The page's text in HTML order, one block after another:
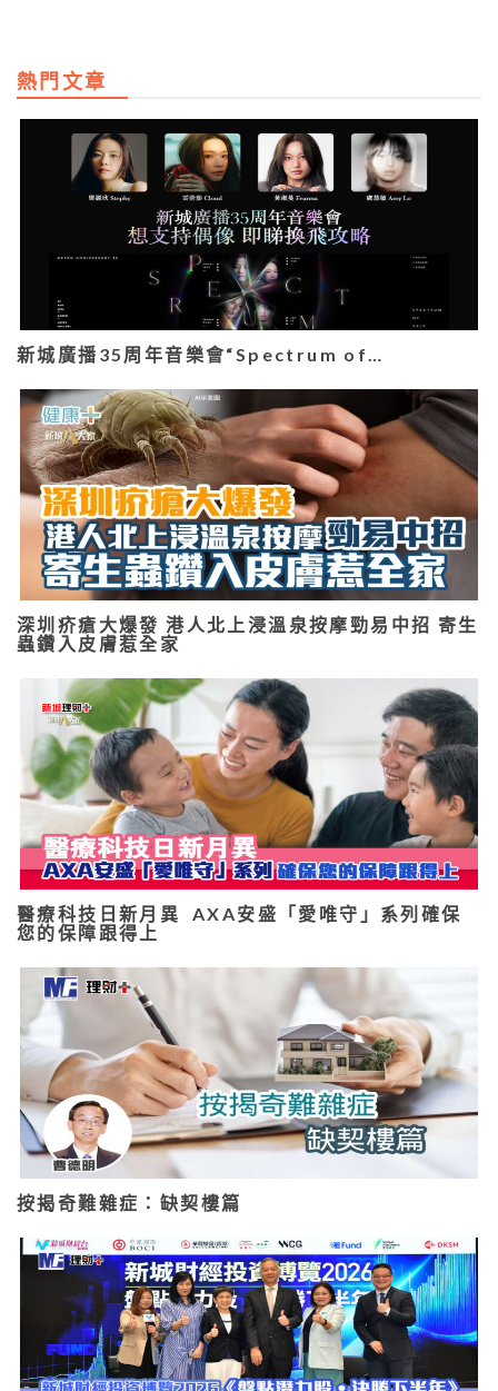
熱門文章
新城廣播35周年音樂會“Spectrum of…
深圳疥瘡大爆發 港人北上浸溫泉按摩勁易中招 寄生
蟲鑽入皮膚惹全家
醫療科技日新月異 AXA安盛「愛唯守」系列確保
您的保障跟得上
按揭奇難雜症：缺契樓篇